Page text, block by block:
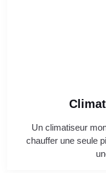
Un climatiseur
chauffer une seule